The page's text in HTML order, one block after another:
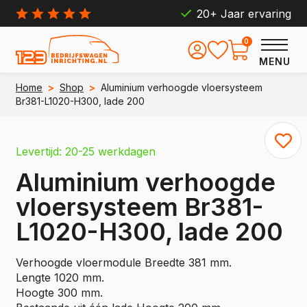
20+ Jaar ervaring
MENU
0
Home > Shop > Aluminium verhoogde vloersysteem
Br381-L1020-H300, lade 200
Levertijd: 20-25 werkdagen
Aluminium verhoogde
vloersysteem Br381-
L1020-H300, lade 200
Verhoogde vloermodule Breedte 381 mm.
Lengte 1020 mm.
Hoogte 300 mm.